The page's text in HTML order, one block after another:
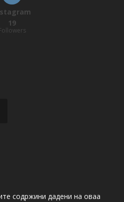
19
содржини дадени на оваа